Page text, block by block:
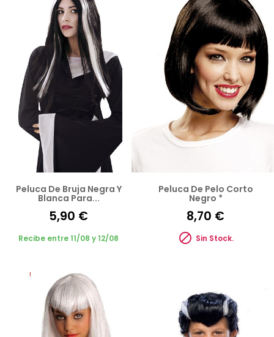
Peluca De Bruja Negra Y
Blanca Para...
5,90 €
Recibe entre 11/08 y 12/08
Peluca De Pelo Corto
Negro *
8,70 €
 Sin Stock.